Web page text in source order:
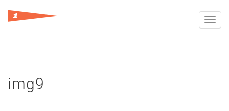
img9